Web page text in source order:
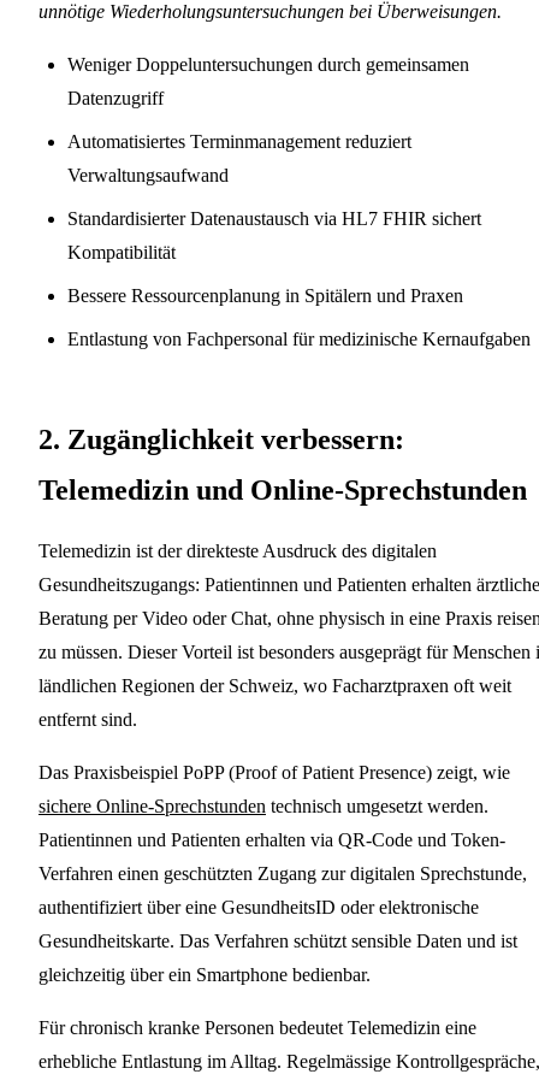
unnötige Wiederholungsuntersuchungen bei Überweisungen.
Weniger Doppeluntersuchungen durch gemeinsamen
Datenzugriff
Automatisiertes Terminmanagement reduziert
Verwaltungsaufwand
Standardisierter Datenaustausch via HL7 FHIR sichert
Kompatibilität
Bessere Ressourcenplanung in Spitälern und Praxen
Entlastung von Fachpersonal für medizinische Kernaufgaben
2. Zugänglichkeit verbessern:
Telemedizin und Online-Sprechstunden
Telemedizin ist der direkteste Ausdruck des digitalen
Gesundheitszugangs: Patientinnen und Patienten erhalten ärztliche
Beratung per Video oder Chat, ohne physisch in eine Praxis
zu müssen. Dieser Vorteil ist besonders ausgeprägt für Menschen
ländlichen Regionen der Schweiz, wo Facharztpraxen oft weit
entfernt sind.
Das Praxisbeispiel PoPP (Proof of Patient Presence) zeigt, wie
sichere Online-Sprechstunden technisch umgesetzt werden.
Patientinnen und Patienten erhalten via QR-Code und Token-
Verfahren einen geschützten Zugang zur digitalen Sprechstunde,
authentifiziert über eine GesundheitsID oder elektronische
Gesundheitskarte. Das Verfahren schützt sensible Daten und ist
gleichzeitig über ein Smartphone bedienbar.
Für chronisch kranke Personen bedeutet Telemedizin eine
erhebliche Entlastung im Alltag. Regelmässige Kontrollgespräche,